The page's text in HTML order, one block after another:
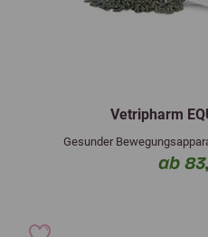
Vetripharm
Gesunder
ab